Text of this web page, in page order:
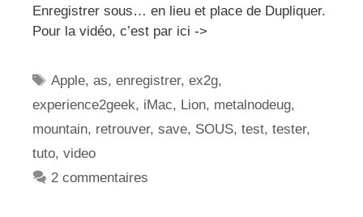
Enregistrer sous… en lieu et place de Dupliquer.
Pour la vidéo, c’est par ici ->
Étiquettes
Apple,as,enregistrer,ex2g,
experience2geek, iMac, Lion, metalnodeug,
mountain, retrouver, save, SOUS, test, tester,
tuto, video
2 commentaires